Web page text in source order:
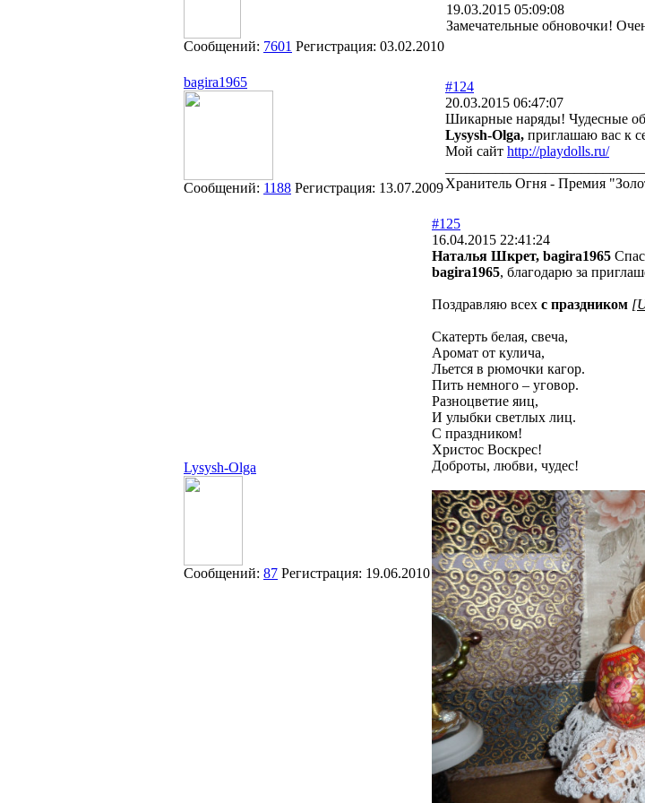
Сообщений: 7601 Регистрация: 03.02.2010
19.03.2015 05:09:08
Замечательные обновочки!
bagira1965
Сообщений: 1188 Регистрация: 13.07.2009
#124
20.03.2015 06:47:07
Шикарные наряды! Чудесные
Lysysh-Olga, приглашаю вас к
Мой сайт http://playdolls.ru/
Хранитель Огня - Премия
Lysysh-Olga
Сообщений: 87 Регистрация: 19.06.2010
#125
16.04.2015 22:41:24
Наталья Шкрет, bagira1965
bagira1965, благодарю за
Поздравляю всех с праздником
Скатерть белая, свеча,
Аромат от кулича,
Льется в рюмочки кагор.
Пить немного – уговор.
Разноцветие яиц,
И улыбки светлых лиц.
С праздником!
Христос Воскрес!
Доброты, любви, чудес!